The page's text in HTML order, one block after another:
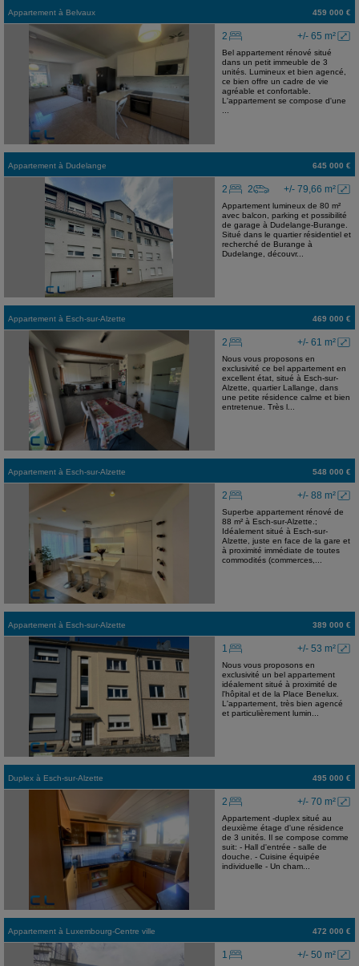
Appartement à Belvaux 459 000 €
+/- 65 m²
2
Bel appartement rénové situé
dans un petit immeuble de 3
unités. Lumineux et bien agencé,
ce bien offre un cadre de vie
agréable et confortable.
L'appartement se compose d'une
Appartement à Dudelange 645 000 €
+/- 79,66 m²
2 2
Appartement lumineux de 80 m²
avec balcon, parking et possibilité
de garage à Dudelange-Burange.
Situé dans le quartier résidentiel et
recherché de Burange à
Dudelange, découvr...
Appartement à Esch-sur-Alzette 469 000 €
+/- 61 m²
2
Nous vous proposons en
exclusivité ce bel appartement en
excellent état, situé à Esch-sur-
Alzette, quartier Lallange, dans
une petite résidence calme et bien
entretenue. Très l...
Appartement à Esch-sur-Alzette 548 000 €
+/- 88 m²
2
Superbe appartement rénové de
88 m² à Esch-sur-Alzette.;
Idéalement situé à Esch-sur-
Alzette, juste en face de la gare et
à proximité immédiate de toutes
commodités (commerces,...
Appartement à Esch-sur-Alzette 389 000 €
+/- 53 m²
1
Nous vous proposons en
exclusivité un bel appartement
idéalement situé à proximité de
l'hôpital et de la Place Benelux.
L'appartement, très bien agencé
et particulièrement lumin...
Duplex à Esch-sur-Alzette 495 000 €
+/- 70 m²
2
Appartement -duplex situé au
deuxième étage d'une résidence
de 3 unités. Il se compose comme
suit: - Hall d'entrée - salle de
douche. - Cuisine équipée
individuelle - Un cham...
Appartement à Luxembourg-Centre ville 472 000 €
+/- 50 m²
1